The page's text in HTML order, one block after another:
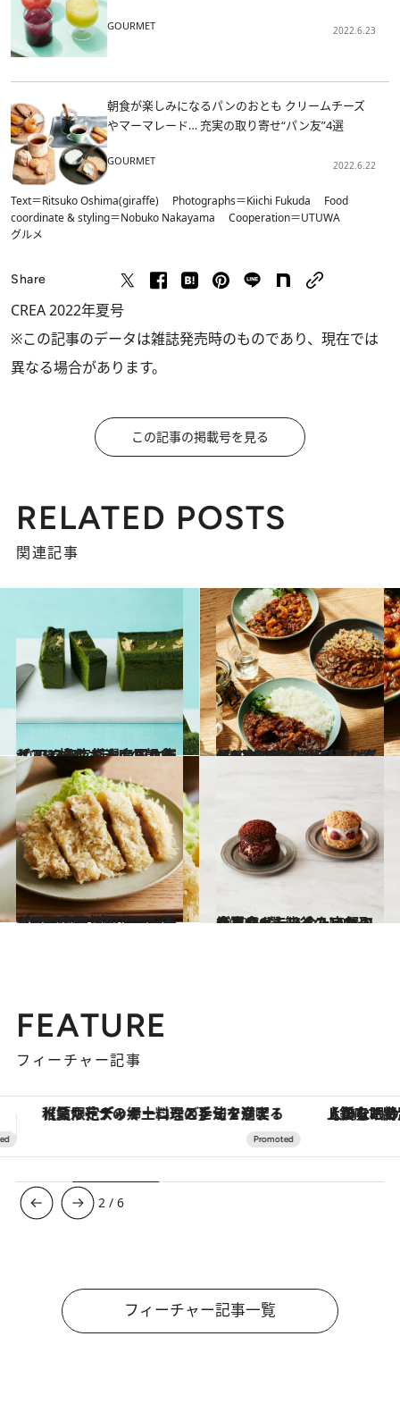
GOURMET 2022.6.23
朝食が楽しみになるパンのおとも クリームチーズ
やマーマレード… 充実の取り寄せ“パン友”4選
GOURMET 2022.6.22
Text＝Ritsuko Oshima(giraffe) Photographs＝Kiichi Fukuda Food
coordinate & styling＝Nobuko Nakayama Cooperation＝UTUWA
グルメ
Share
CREA 2022年夏号
※この記事のデータは雑誌発売時のものであり、現在では
異なる場合があります。
この記事の掲載号を見る
RELATED POSTS
関連記事
2022.6.19
【2022年】厳選お取り寄せ アマン京都や帝国ホテル…… 憧れホテルの朝食とスイーツ
グルメ 2022.6.18
【2022年】厳選お取り寄せ5選 地球にも自分にも優しい サステナブルなグルメギフト
グルメ
2022.6.16
【2022年】厳選お取り寄せ6選！ お中元にもホムパにも最適 プロのミールキットでおうちごはん
グルメ 2022.6.7
今夏食べたい冷たいお取り寄せ6選 熊谷のフローズンジェラート、京都の絶品ヌガーアイスほか
グルメ
FEATURE
フィーチャー記事
【銀座で出合う最旬美容】美髪ケアや上質な眠り…セルフケアのアップデートから、特別な名入れギフトまで。大人のための「ReFa GINZA」クルーズ
3 /6
フィーチャー記事一覧